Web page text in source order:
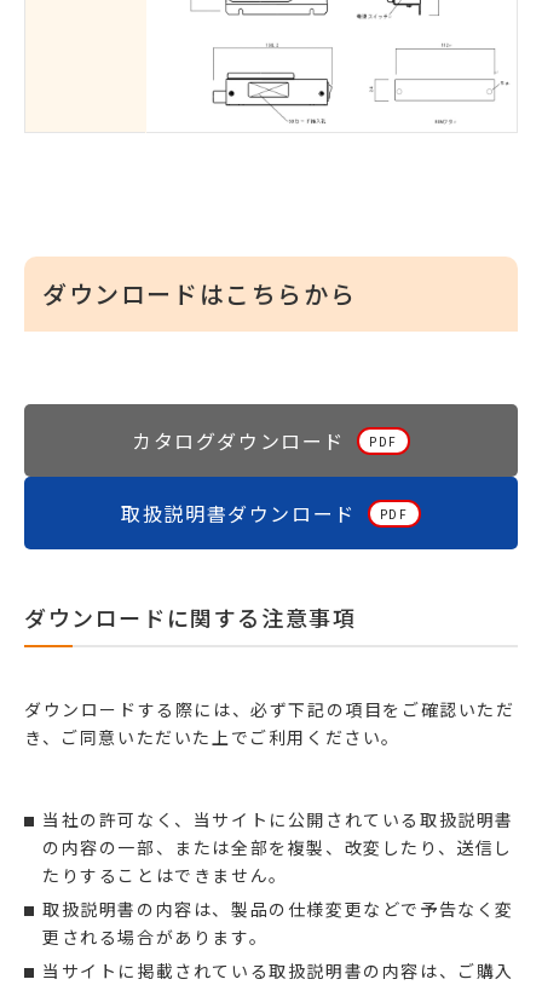
ダウンロードはこちらから
カタログダウンロード
取扱説明書ダウンロード
ダウンロードに関する注意事項
ダウンロードする際には、必ず下記の項目をご確認いただ
き、ご同意いただいた上でご利用ください。
当社の許可なく、当サイトに公開されている取扱説明書
の内容の一部、または全部を複製、改変したり、送信し
たりすることはできません。
取扱説明書の内容は、製品の仕様変更などで予告なく変
更される場合があります。
当サイトに掲載されている取扱説明書の内容は、ご購入